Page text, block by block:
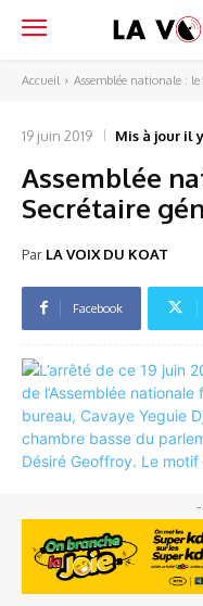
Accueil Assemblée nationale :
19 juin 2019 Mis à jour il
Assemblée
Secrétaire
Par LA VOIX DU KOAT
Facebook
-